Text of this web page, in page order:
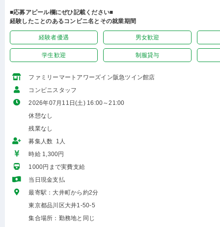
■応募アピール欄にぜひ記載ください■
経験したことのあるコンビニ名とその就業期間
経験者優遇 男女歓迎
学生歓迎 制服貸与
ファミリーマートアワーズイン阪急ツイン館店
コンビニスタッフ
2026年07月11日(土) 16:00～21:00
休憩なし
残業なし
募集人数 1人
時給 1,300円
1000円まで実費支給
当日現金支払
最寄駅：大井町から約2分
東京都品川区大井1-50-5
集合場所：勤務地と同じ